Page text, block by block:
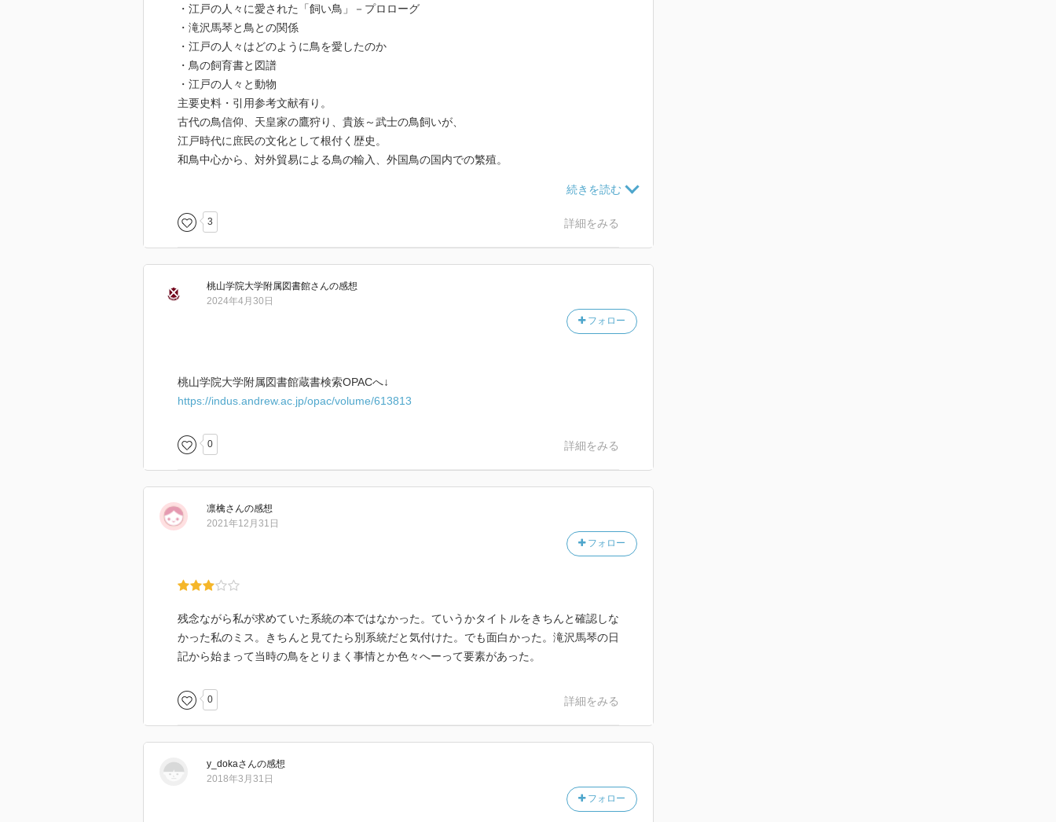
・江戸の人々に愛された「飼い鳥」－プロローグ
・滝沢馬琴と鳥との関係
・江戸の人々はどのように鳥を愛したのか
・鳥の飼育書と図譜
・江戸の人々と動物
主要史料・引用参考文献有り。
古代の鳥信仰、天皇家の鷹狩り、貴族～武士の鳥飼いが、
江戸時代に庶民の文化として根付く歴史。
和鳥中心から、対外貿易による鳥の輸入、外国鳥の国内での繁殖。
人々は、声や姿の美しさ、しぐさや芸、手乗りを愛で、
或いは競わせ、品種改良や異種交配を試みる者も現れ、
そして江戸城にも多くの鳥たちが飼われていた。
馬琴の場合は、執筆のストレス解消だったのが、愛玩し、耽溺。
日記にはその様子が事細かに記され、特にカナリアを愛でていた
江戸時代にカナリアやインコが既に飼育されていたのも、
3 詳細をみる
桃山学院大学附属図書館さんの感想
フォロー
2024年4月30日
桃山学院大学附属図書館蔵書検索OPACへ↓
https://indus.andrew.ac.jp/opac/volume/613813
0 詳細をみる
凛檎さんの感想
フォロー
2021年12月31日
残念ながら私が求めていた系統の本ではなかった。ていうかタイトルをきちんと確認しな
かった私のミス。きちんと見てたら別系統だと気付けた。でも面白かった。滝沢馬琴の日
記から始まって当時の鳥をとりまく事情とか色々へーって要素があった。
0 詳細をみる
y_dokaさんの感想
フォロー
2018年3月31日